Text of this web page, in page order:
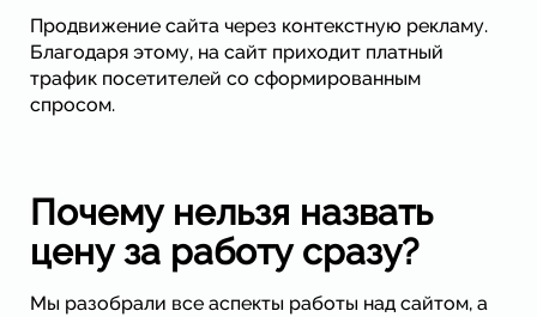
Продвижение сайта через контекстную рекламу.
Благодаря этому, на сайт приходит платный
трафик посетителей со сформированным
спросом.
Почему нельзя назвать
цену за работу сразу?
Мы разобрали все аспекты работы над сайтом, а